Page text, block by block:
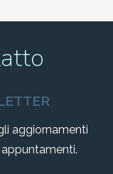
aggiornamenti